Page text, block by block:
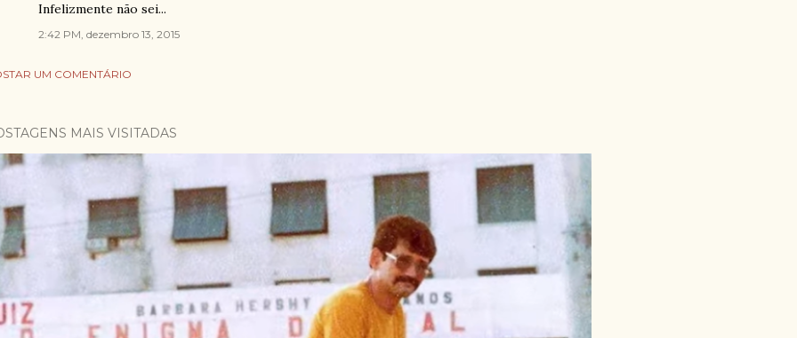
Infelizmente não sei...
2:42 PM, dezembro 13, 2015
UM COMENTÁRIO
MAIS VISITADAS